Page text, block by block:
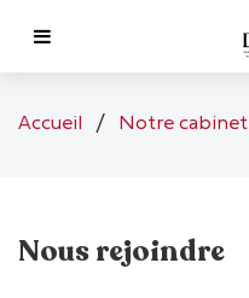
Notre cabinet
Expertise comptable
Accueil / Notre cabinet
Nous rejoindre